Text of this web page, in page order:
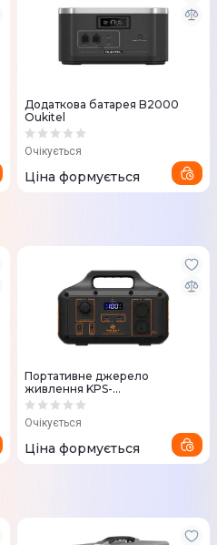
Додаткова батарея B2000
Oukitel
Очікується
Ціна формується
Портативне джерело
живлення KPS-
800PX(PGH500P-S) Kraft
Очікується
Ціна формується